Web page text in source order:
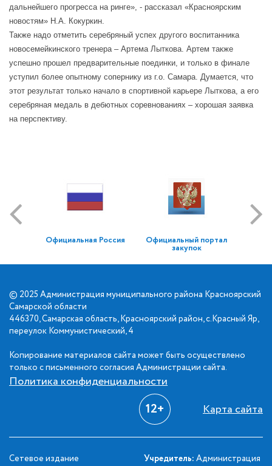
дальнейшего прогресса на ринге», - рассказал «Красноярским
новостям» Н.А. Кокуркин.
Также надо отметить серебряный успех другого воспитанника
новосемейкинского тренера – Артема Лыткова. Артем также
успешно прошел предварительные поединки, и только в финале
уступил более опытному сопернику из г.о. Самара. Думается, что
этот результат только начало в спортивной карьере Лыткова, а его
серебряная медаль в дебютных соревнованиях – хорошая заявка
на перспективу.
Официальная Россия Официальный портал
закупок
© 2025 Администрация муниципального района Красноярский
Самарской области
446370, Самарская область, Красноярский район, с.Красный Яр,
переулок Коммунистический, 4
Копирование материалов сайта может быть осуществлено
только с письменного согласия Администрации сайта.
Политика конфиденциальности
12+ Карта сайта
Сетевое издание
Учредитель: Администрация